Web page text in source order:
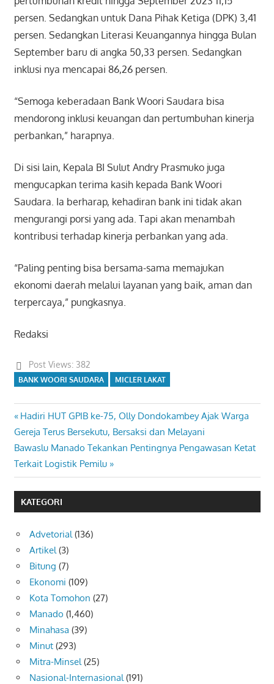
persen. Sedangkan untuk Dana Pihak Ketiga (DPK) 3,41
persen. Sedangkan Literasi Keuangannya hingga Bulan
September baru di angka 50,33 persen. Sedangkan
inklusi nya mencapai 86,26 persen.
“Semoga keberadaan Bank Woori Saudara bisa
mendorong inklusi keuangan dan pertumbuhan kinerja
perbankan,” harapnya.
Di sisi lain, Kepala BI Sulut Andry Prasmuko juga
mengucapkan terima kasih kepada Bank Woori
Saudara. Ia berharap, kehadiran bank ini tidak akan
mengurangi porsi yang ada. Tapi akan menambah
kontribusi terhadap kinerja perbankan yang ada.
“Paling penting bisa bersama-sama memajukan
ekonomi daerah melalui layanan yang baik, aman dan
terpercaya,” pungkasnya.
Redaksi
Post Views: 382
BANK WOORI SAUDARA MICLER LAKAT
Navigasi
pos
Previous
Post:
Hadiri HUT GPIB ke-75, Olly Dondokambey Ajak Warga
Gereja Terus Bersekutu, Bersaksi dan Melayani
Next
Post:
Bawaslu Manado Tekankan Pentingnya Pengawasan Ketat
Terkait Logistik Pemilu
KATEGORI
Advetorial (136)
Artikel (3)
Bitung (7)
Ekonomi (109)
Kota Tomohon (27)
Manado (1,460)
Minahasa (39)
Minut (293)
Mitra-Minsel (25)
Nasional-Internasional (191)